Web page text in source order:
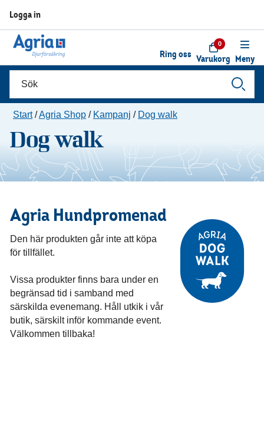
Logga in
Ring oss
0
Varukorg Meny
Start/Agria Shop / Kampanj / Dog walk
Dog walk
Agria Hundpromenad
Den här produkten går inte att köpa
för tillfället.
Vissa produkter finns bara under en
begränsad tid i samband med
särskilda evenemang. Håll utkik i vår
butik, särskilt inför kommande event.
Välkommen tillbaka!